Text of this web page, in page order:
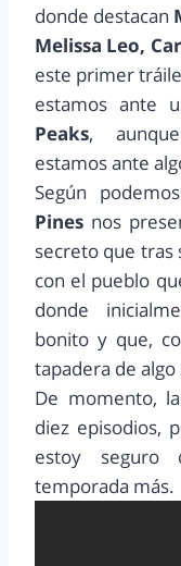
donde destacan
Melissa Leo,
este primer
estamos ante
Peaks,
estamos ante
Según
Pines nos
secreto que tras
con el pueblo
donde
bonito y que,
tapadera de
De momento,
diez episodios,
estoy seguro
temporada más.